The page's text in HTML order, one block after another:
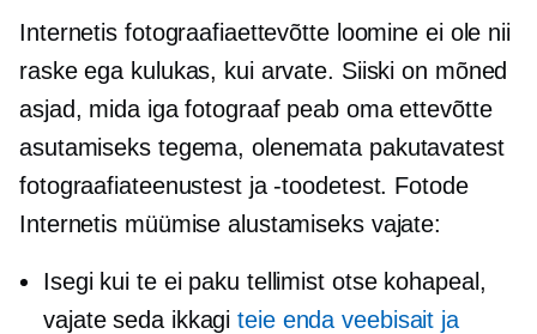
Internetis fotograafiaettevõtte loomine ei ole nii
raske ega kulukas, kui arvate. Siiski on mõned
asjad, mida iga fotograaf peab oma ettevõtte
asutamiseks tegema, olenemata pakutavatest
fotograafiateenustest ja -toodetest. Fotode
Internetis müümise alustamiseks vajate:
Isegi kui te ei paku tellimist otse kohapeal,
vajate seda ikkagiteie enda veebisait ja